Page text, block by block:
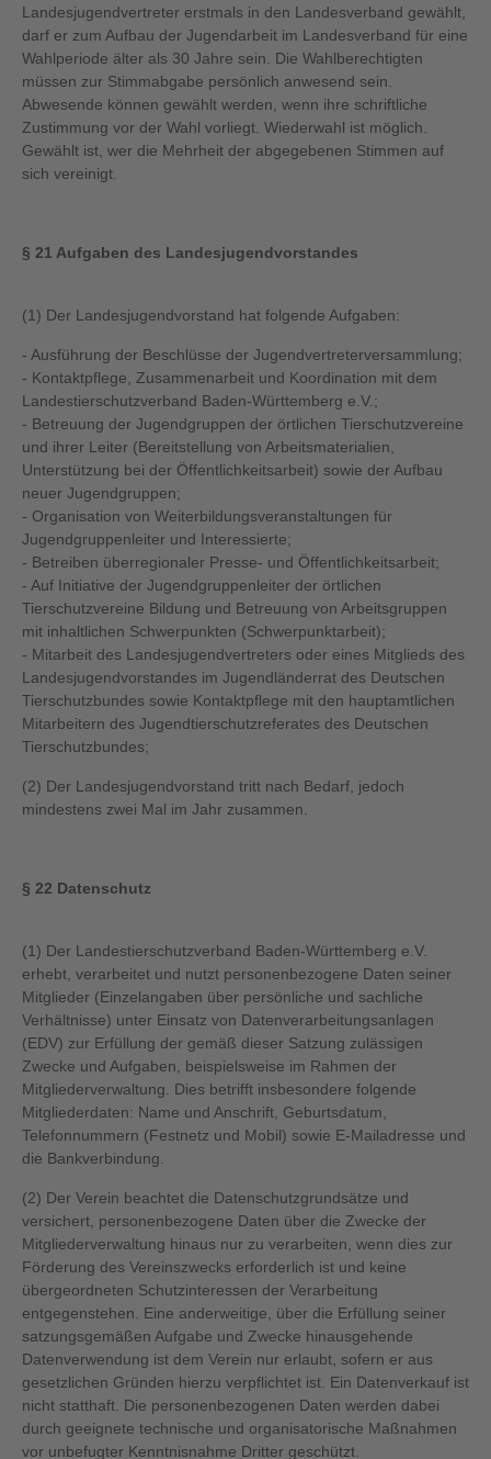
Landesjugendvertreter erstmals in den Landesverband gewählt,
darf er zum Aufbau der Jugendarbeit im Landesverband für eine
Wahlperiode älter als 30 Jahre sein. Die Wahlberechtigten
müssen zur Stimmabgabe persönlich anwesend sein.
Abwesende können gewählt werden, wenn ihre schriftliche
Zustimmung vor der Wahl vorliegt. Wiederwahl ist möglich.
Gewählt ist, wer die Mehrheit der abgegebenen Stimmen auf
sich vereinigt.
§ 21 Aufgaben des Landesjugendvorstandes
(1) Der Landesjugendvorstand hat folgende Aufgaben:
- Ausführung der Beschlüsse der Jugendvertreterversammlung;
- Kontaktpflege, Zusammenarbeit und Koordination mit dem
Landestierschutzverband Baden-Württemberg e.V.;
- Betreuung der Jugendgruppen der örtlichen Tierschutzvereine
und ihrer Leiter (Bereitstellung von Arbeitsmaterialien,
Unterstützung bei der Öffentlichkeitsarbeit) sowie der Aufbau
neuer Jugendgruppen;
- Organisation von Weiterbildungsveranstaltungen für
Jugendgruppenleiter und Interessierte;
- Betreiben überregionaler Presse- und Öffentlichkeitsarbeit;
- Auf Initiative der Jugendgruppenleiter der örtlichen
Tierschutzvereine Bildung und Betreuung von Arbeitsgruppen
mit inhaltlichen Schwerpunkten (Schwerpunktarbeit);
- Mitarbeit des Landesjugendvertreters oder eines Mitglieds des
Landesjugendvorstandes im Jugendländerrat des Deutschen
Tierschutzbundes sowie Kontaktpflege mit den hauptamtlichen
Mitarbeitern des Jugendtierschutzreferates des Deutschen
Tierschutzbundes;
(2) Der Landesjugendvorstand tritt nach Bedarf, jedoch
mindestens zwei Mal im Jahr zusammen.
§ 22 Datenschutz
(1) Der Landestierschutzverband Baden-Württemberg e.V.
erhebt, verarbeitet und nutzt personenbezogene Daten seiner
Mitglieder (Einzelangaben über persönliche und sachliche
Verhältnisse) unter Einsatz von Datenverarbeitungsanlagen
(EDV) zur Erfüllung der gemäß dieser Satzung zulässigen
Zwecke und Aufgaben, beispielsweise im Rahmen der
Mitgliederverwaltung. Dies betrifft insbesondere folgende
Mitgliederdaten: Name und Anschrift, Geburtsdatum,
Telefonnummern (Festnetz und Mobil) sowie E-Mailadresse und
die Bankverbindung.
(2) Der Verein beachtet die Datenschutzgrundsätze und
versichert, personenbezogene Daten über die Zwecke der
Mitgliederverwaltung hinaus nur zu verarbeiten, wenn dies zur
Förderung des Vereinszwecks erforderlich ist und keine
übergeordneten Schutzinteressen der Verarbeitung
entgegenstehen. Eine anderweitige, über die Erfüllung seiner
satzungsgemäßen Aufgabe und Zwecke hinausgehende
Datenverwendung ist dem Verein nur erlaubt, sofern er aus
gesetzlichen Gründen hierzu verpflichtet ist. Ein Datenverkauf ist
nicht statthaft. Die personenbezogenen Daten werden dabei
durch geeignete technische und organisatorische Maßnahmen
vor unbefugter Kenntnisnahme Dritter geschützt.